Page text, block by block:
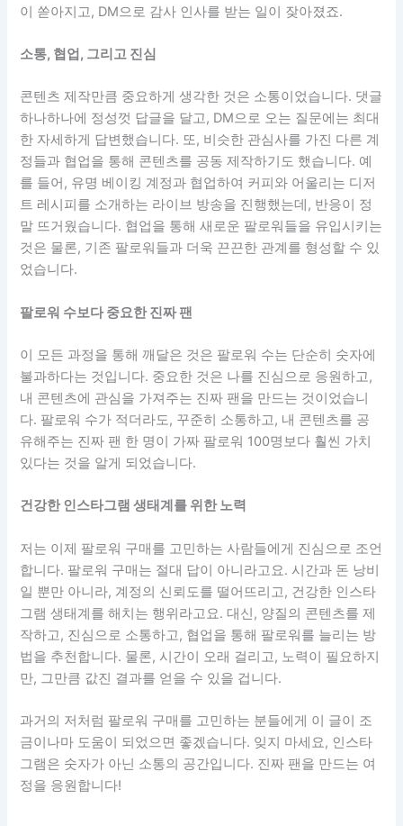
이 쏟아지고, DM으로 감사 인사를 받는 일이 잦아졌죠.
소통, 협업, 그리고 진심
콘텐츠 제작만큼 중요하게 생각한 것은 소통이었습니다. 댓글
하나하나에 정성껏 답글을 달고, DM으로 오는 질문에는 최대
한 자세하게 답변했습니다. 또, 비슷한 관심사를 가진 다른 계
정들과 협업을 통해 콘텐츠를 공동 제작하기도 했습니다. 예
를 들어, 유명 베이킹 계정과 협업하여 커피와 어울리는 디저
트 레시피를 소개하는 라이브 방송을 진행했는데, 반응이 정
말 뜨거웠습니다. 협업을 통해 새로운 팔로워들을 유입시키는
것은 물론, 기존 팔로워들과 더욱 끈끈한 관계를 형성할 수 있
었습니다.
팔로워 수보다 중요한 진짜 팬
이 모든 과정을 통해 깨달은 것은 팔로워 수는 단순히 숫자에
불과하다는 것입니다. 중요한 것은 나를 진심으로 응원하고,
내 콘텐츠에 관심을 가져주는 진짜 팬을 만드는 것이었습니
다. 팔로워 수가 적더라도, 꾸준히 소통하고, 내 콘텐츠를 공
유해주는 진짜 팬 한 명이 가짜 팔로워 100명보다 훨씬 가치
있다는 것을 알게 되었습니다.
건강한 인스타그램 생태계를 위한 노력
저는 이제 팔로워 구매를 고민하는 사람들에게 진심으로 조언
합니다. 팔로워 구매는 절대 답이 아니라고요. 시간과 돈 낭비
일 뿐만 아니라, 계정의 신뢰도를 떨어뜨리고, 건강한 인스타
그램 생태계를 해치는 행위라고요. 대신, 양질의 콘텐츠를 제
작하고, 진심으로 소통하고, 협업을 통해 팔로워를 늘리는 방
법을 추천합니다. 물론, 시간이 오래 걸리고, 노력이 필요하지
만, 그만큼 값진 결과를 얻을 수 있을 겁니다.
과거의 저처럼 팔로워 구매를 고민하는 분들에게 이 글이 조
금이나마 도움이 되었으면 좋겠습니다. 잊지 마세요, 인스타
그램은 숫자가 아닌 소통의 공간입니다. 진짜 팬을 만드는 여
정을 응원합니다!